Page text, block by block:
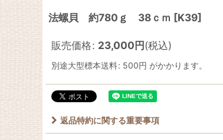
法螺貝 約780ｇ 38ｃｍ [K39]
販売価格: 23,000円(税込)
別途大型標本送料: 500円 がかかります。
返品特約に関する重要事項